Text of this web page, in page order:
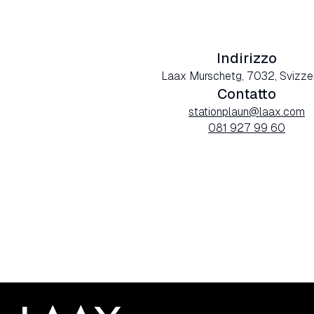
Indirizzo
Laax Murschetg, 7032,
Contatto
stationplaun@laax.com
081 927 99 60